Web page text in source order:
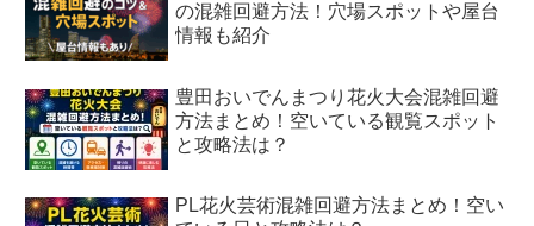
の混雑回避方法！穴場スポットや屋台
情報も紹介
豊田おいでんまつり花火大会混雑回避
方法まとめ！空いている観覧スポット
と攻略法は？
PL花火芸術混雑回避方法まとめ！空い